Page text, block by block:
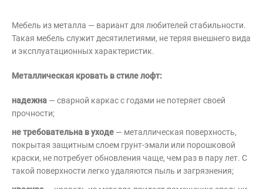
Мебель из металла — вариант для любителей стабильности.
Такая мебель служит десятилетиями, не теряя внешнего вида
и эксплуатационных характеристик.
Металлическая кровать в стиле лофт:
надежна — сварной каркас с годами не потеряет своей
прочности;
не требовательна в уходе — металлическая поверхность,
покрытая защитным слоем грунт-эмали или порошковой
краски, не потребует обновления чаще, чем раз в пару лет. С
такой поверхности легко удаляются пыль и загрязнения;